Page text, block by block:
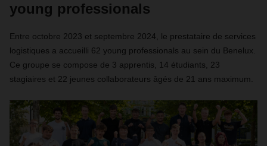
young professionals
Entre octobre 2023 et septembre 2024, le prestataire de services
logistiques a accueilli 62 young professionals au sein du Benelux.
Ce groupe se compose de 3 apprentis, 14 étudiants, 23
stagiaires et 22 jeunes collaborateurs âgés de 21 ans maximum.